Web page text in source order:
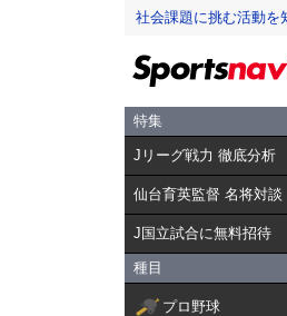
社会課題に挑む活動を
特集
Jリーグ戦力 徹底分析
仙台育英監督 名将対談
J国立試合に無料招待
種目
プロ野球